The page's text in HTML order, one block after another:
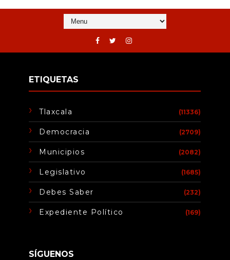
ETIQUETAS
Tlaxcala (11336)
Democracia (2709)
Municipios (2082)
Legislativo (1685)
Debes Saber (232)
Expediente Político (169)
SÍGUENOS